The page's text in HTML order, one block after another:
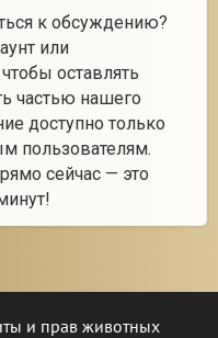
к обсуждению?
или
чтобы оставлять
частью нашего
доступно только
пользователям.
сейчас — это
и прав животных